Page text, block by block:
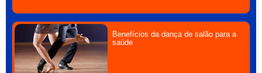
Benefícios da dança de salão para a
saúde